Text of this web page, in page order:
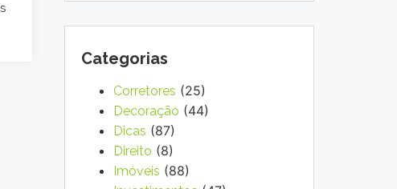
Categorias
Corretores (25)
Decoração (44)
Dicas (87)
Direito (8)
Imóveis (88)